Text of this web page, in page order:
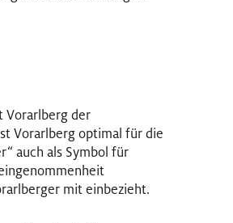
Vorarlberg der
Vorarlberg optimal für die
auch als Symbol für
mit einbezieht.